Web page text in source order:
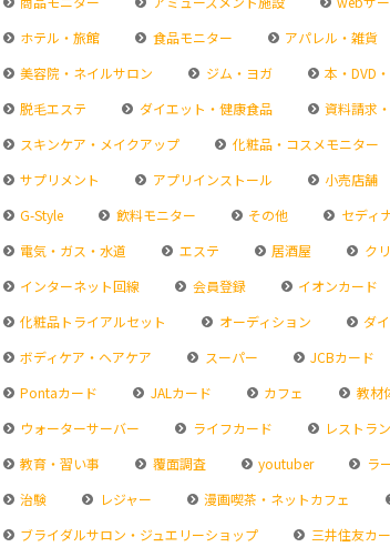
ホテル・旅館
食品モニター アパレル・雑貨
美容院・ネイルサロン
ジム・ヨガ 本・DVD
脱毛エステ
ダイエット・健康食品 資料請求
スキンケア・メイクアップ
化粧品・コスメモニター
サプリメント
アプリインストール 小売店舗
G-Style
飲料モニター その他 セディ
電気・ガス・水道
エステ 居酒屋 ク
インターネット回線
会員登録 イオンカード
化粧品トライアルセット
オーディション ダ
ボディケア・ヘアケア
スーパー JCBカード
Pontaカード
JALカード カフェ 教材
ウォーターサーバー
ライフカード レストラン
教育・習い事
覆面調査 youtuber ラ
治験
レジャー 漫画喫茶・ネットカフェ
ブライダルサロン・ジュエリーショップ
三井住友カ